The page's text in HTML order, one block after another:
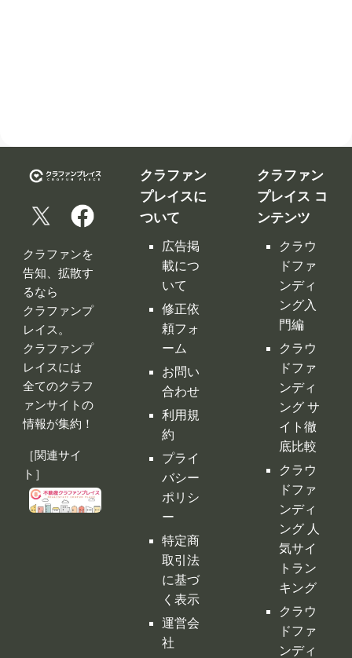
クラファンを
告知、拡散す
るなら
クラファンプ
レイス。
クラファンプ
レイスには
全てのクラフ
ァンサイトの
情報が集約！
［関連サイ
ト］
クラファン
プレイスに
ついて
広告掲
載につ
いて
修正依
頼フォ
ーム
お問い
合わせ
利用規
約
プライ
バシー
ポリシ
ー
特定商
取引法
に基づ
く表示
運営会
社
クラファン
プレイス コ
ンテンツ
クラウ
ドファ
ンディ
ング入
門編
クラウ
ドファ
ンディ
ング サ
イト徹
底比較
クラウ
ドファ
ンディ
ング 人
気サイ
トラン
キング
クラウ
ドファ
ンディ